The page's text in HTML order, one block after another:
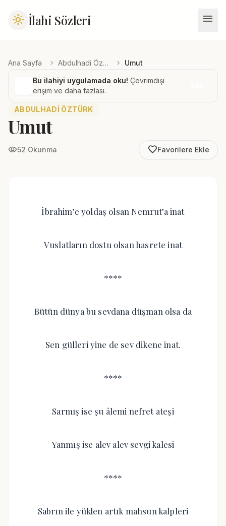
light_mode İlahi Sözleri menu
Ana Sayfa chevron_right Abdulhadi Öztürk chevron_right Umut
Bu ilahiyi uygulamada oku! Çevrimdışı
erişim ve daha fazlası.
ABDULHADI ÖZTÜRK
Umut
visibility52 Okunma favorite_borderFavorilere Ekle
İbrahim’e yoldaş olsan Nemrut’a inat
Vuslatların dostu olsan hasrete inat
****
Bütün dünya bu sevdana düşman olsa da
Sen gülleri yine de sev dikene inat.
****
Sarmış ise şu âlemi nefret ateşi
Yanmış ise alev alev sevgi kalesi
****
Sabrın ile yüklen artık mahsun kalpleri